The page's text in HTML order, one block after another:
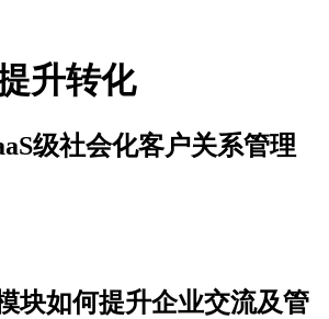
升转化
级社会化客户关系管理
块如何提升企业交流及管